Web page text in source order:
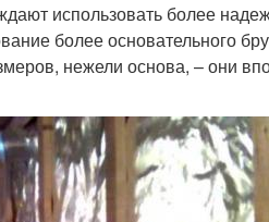
использовать более
более основательного
нежели основа, – они